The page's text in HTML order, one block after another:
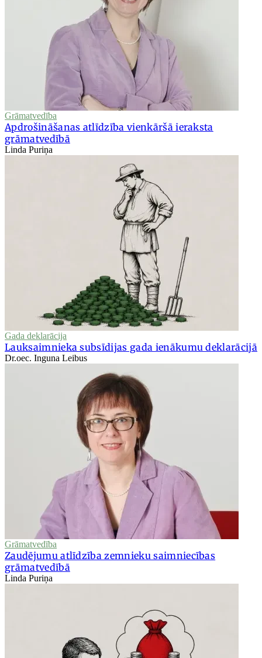
Grāmatvedība
Apdrošināšanas atlīdzība vienkāršā ieraksta
grāmatvedībā
Linda Puriņa
Gada deklarācija
Lauksaimnieka subsīdijas gada ienākumu deklarācijā
Dr.oec. Inguna Leibus
Grāmatvedība
Zaudējumu atlīdzība zemnieku saimniecības
grāmatvedībā
Linda Puriņa